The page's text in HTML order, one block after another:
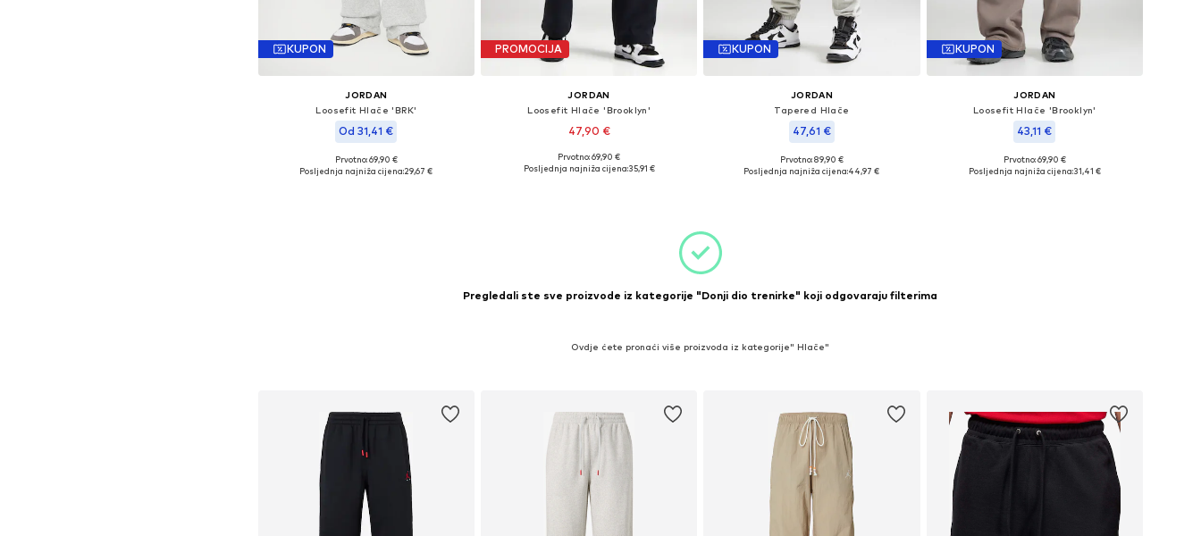
KUPON
JORDAN
Loosefit Hlače 'BRK'
Od 31,41 €
Dostupne veličine: 34, 35-36
Prvotno: 69,90 €
Posljednja najniža cijena:29,67 €
PROMOCIJA
JORDAN
Loosefit Hlače 'Brooklyn'
47,90 €
Dostupne veličine: 34, 35-36, 38
Prvotno: 69,90 €
Posljednja najniža cijena:35,91 €
KUPON
JORDAN
Tapered Hlače
47,61 €
Dostupne veličine: 35-36, 38
Prvotno: 89,90 €
Posljednja najniža cijena:44,97 €
KUPON
JORDAN
Loosefit Hlače 'Brooklyn'
43,11 €
Dostupne veličine: 35-36, 38
Prvotno: 69,90 €
Posljednja najniža cijena:31,41 €
Pregledali ste sve proizvode iz kategorije "Donji dio trenirke" koji odgovaraju filterima
Ovdje ćete pronaći više proizvoda iz kategorije" Hlače"